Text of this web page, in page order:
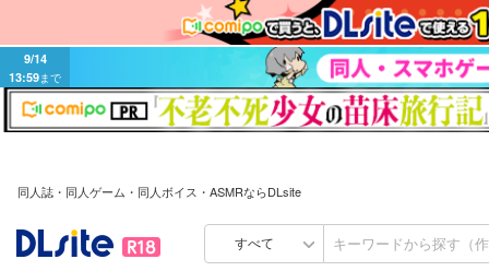
9/14
13:59まで
同人誌・同人ゲーム・同人ボイス・ASMRならDLsite
すべて